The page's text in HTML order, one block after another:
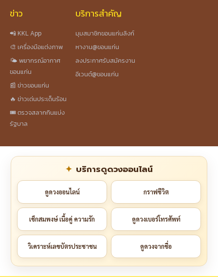
ข่าว
📲 KKL App
🎨 เครื่องมือแต่งภาพ
🌤️ พยากรณ์อากาศ
ขอนแก่น
📰 ข่าวขอนแก่น
🔥 ข่าวเด่นประเด็นร้อน
🎟️ ตรวจสลากกินแบ่ง
รัฐบาล
บริการสำคัญ
มุมสมาชิกขอนแก่นลิงก์
หางาน@ขอนแก่น
ลงประกาศรับสมัครงาน
อีเวนต์@ขอนแก่น
บริการดูดวงออนไลน์
ดูดวงออนไลน์ กราฟชีวิต
เช็กสมพงษ์ เนื้อคู่ ความรัก ดูดวงเบอร์โทรศัพท์
วิเคราะห์เลขบัตรประชาชน ดูดวงจากชื่อ